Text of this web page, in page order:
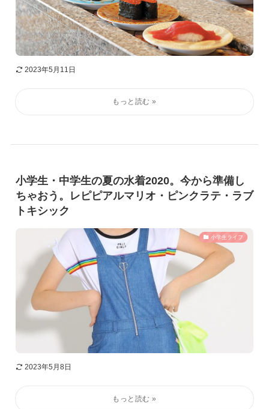
2023年5月11日
小学生・中学生の夏の水着2020。今から準備し
ちゃおう。レピピアルマリオ・ピンクラテ・ラブ
トキシック
小学生ライフ
2023年5月8日